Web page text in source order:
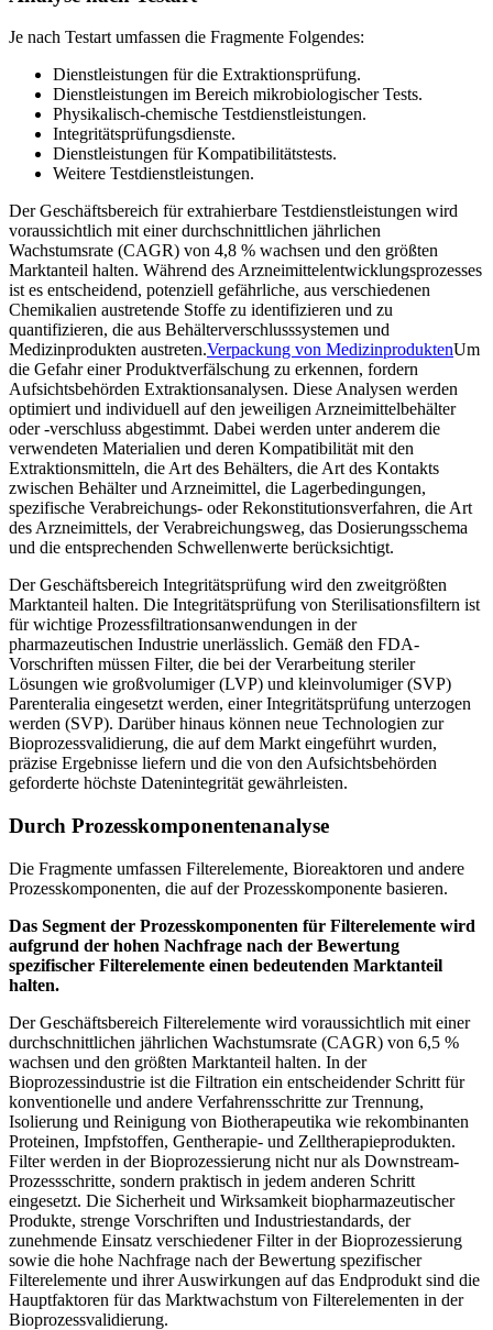
Je nach Testart umfassen die Fragmente Folgendes:
Dienstleistungen für die Extraktionsprüfung.
Dienstleistungen im Bereich mikrobiologischer Tests.
Physikalisch-chemische Testdienstleistungen.
Integritätsprüfungsdienste.
Dienstleistungen für Kompatibilitätstests.
Weitere Testdienstleistungen.
Der Geschäftsbereich für extrahierbare Testdienstleistungen wird
voraussichtlich mit einer durchschnittlichen jährlichen
Wachstumsrate (CAGR) von 4,8 % wachsen und den größten
Marktanteil halten. Während des Arzneimittelentwicklungsprozesses
ist es entscheidend, potenziell gefährliche, aus verschiedenen
Chemikalien austretende Stoffe zu identifizieren und zu
quantifizieren, die aus Behälterverschlusssystemen und
Medizinprodukten austreten.Verpackung von MedizinproduktenUm
die Gefahr einer Produktverfälschung zu erkennen, fordern
Aufsichtsbehörden Extraktionsanalysen. Diese Analysen werden
optimiert und individuell auf den jeweiligen Arzneimittelbehälter
oder -verschluss abgestimmt. Dabei werden unter anderem die
verwendeten Materialien und deren Kompatibilität mit den
Extraktionsmitteln, die Art des Behälters, die Art des Kontakts
zwischen Behälter und Arzneimittel, die Lagerbedingungen,
spezifische Verabreichungs- oder Rekonstitutionsverfahren, die Art
des Arzneimittels, der Verabreichungsweg, das Dosierungsschema
und die entsprechenden Schwellenwerte berücksichtigt.
Der Geschäftsbereich Integritätsprüfung wird den zweitgrößten
Marktanteil halten. Die Integritätsprüfung von Sterilisationsfiltern ist
für wichtige Prozessfiltrationsanwendungen in der
pharmazeutischen Industrie unerlässlich. Gemäß den FDA-
Vorschriften müssen Filter, die bei der Verarbeitung steriler
Lösungen wie großvolumiger (LVP) und kleinvolumiger (SVP)
Parenteralia eingesetzt werden, einer Integritätsprüfung unterzogen
werden (SVP). Darüber hinaus können neue Technologien zur
Bioprozessvalidierung, die auf dem Markt eingeführt wurden,
präzise Ergebnisse liefern und die von den Aufsichtsbehörden
geforderte höchste Datenintegrität gewährleisten.
Durch Prozesskomponentenanalyse
Die Fragmente umfassen Filterelemente, Bioreaktoren und andere
Prozesskomponenten, die auf der Prozesskomponente basieren.
Das Segment der Prozesskomponenten für Filterelemente wird
aufgrund der hohen Nachfrage nach der Bewertung
spezifischer Filterelemente einen bedeutenden Marktanteil
halten.
Der Geschäftsbereich Filterelemente wird voraussichtlich mit einer
durchschnittlichen jährlichen Wachstumsrate (CAGR) von 6,5 %
wachsen und den größten Marktanteil halten. In der
Bioprozessindustrie ist die Filtration ein entscheidender Schritt für
konventionelle und andere Verfahrensschritte zur Trennung,
Isolierung und Reinigung von Biotherapeutika wie rekombinanten
Proteinen, Impfstoffen, Gentherapie- und Zelltherapieprodukten.
Filter werden in der Bioprozessierung nicht nur als Downstream-
Prozessschritte, sondern praktisch in jedem anderen Schritt
eingesetzt. Die Sicherheit und Wirksamkeit biopharmazeutischer
Produkte, strenge Vorschriften und Industriestandards, der
zunehmende Einsatz verschiedener Filter in der Bioprozessierung
sowie die hohe Nachfrage nach der Bewertung spezifischer
Filterelemente und ihrer Auswirkungen auf das Endprodukt sind die
Hauptfaktoren für das Marktwachstum von Filterelementen in der
Bioprozessvalidierung.